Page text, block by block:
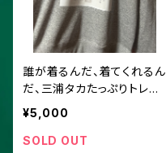
誰が着るんだ、着てくれるん
だ、三浦タカたっぷりトレー
ナー
¥5,000
SOLD OUT